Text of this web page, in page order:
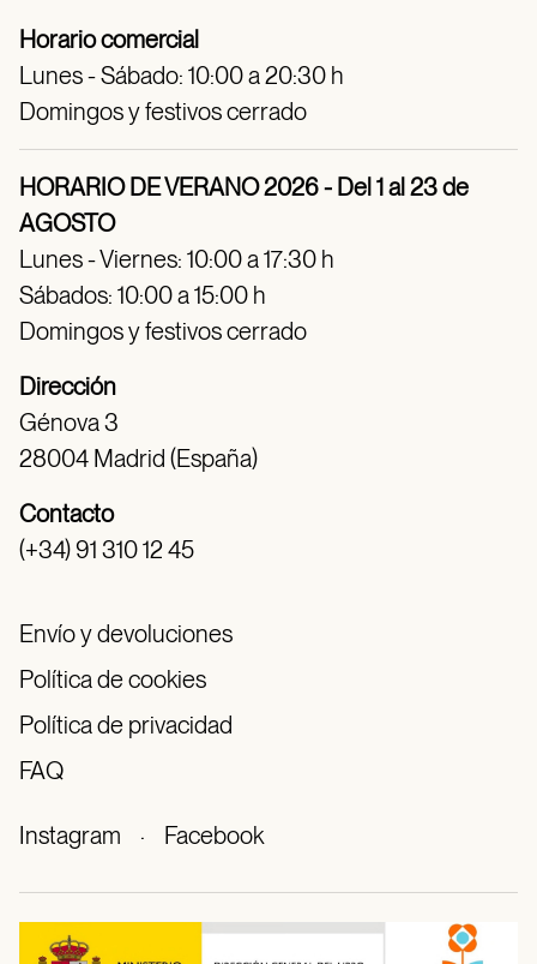
Horario comercial
Lunes - Sábado: 10:00 a 20:30 h
Domingos y festivos cerrado
HORARIO DE VERANO 2026 - Del 1 al 23 de
AGOSTO
Lunes - Viernes: 10:00 a 17:30 h
Sábados: 10:00 a 15:00 h
Domingos y festivos cerrado
Dirección
Génova 3
28004 Madrid (España)
Contacto
(+34) 91 310 12 45
Envío y devoluciones
Política de cookies
Política de privacidad
FAQ
Instagram · Facebook